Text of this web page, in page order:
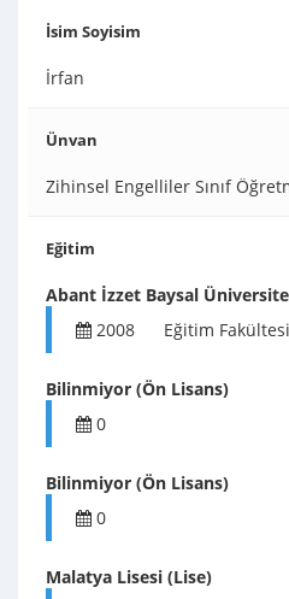
İsim Soyisim
İrfan
Ünvan
Zihinsel Engelliler Sınıf
Eğitim
Abant İzzet Baysal
2008 Eğitim
Bilinmiyor (Ön Lisans)
0
Bilinmiyor (Ön Lisans)
0
Malatya Lisesi (Lise)